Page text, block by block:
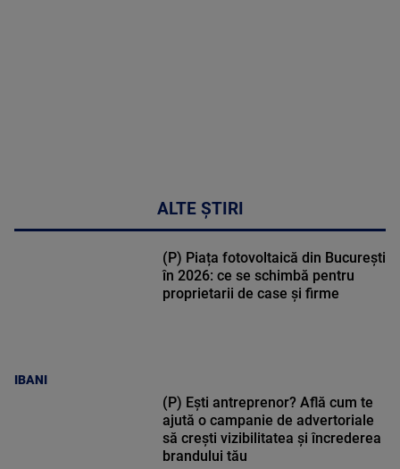
ALTE ȘTIRI
IBANI
(P) Piața fotovoltaică din București
în 2026: ce se schimbă pentru
proprietarii de case și firme
(P) Ești antreprenor? Află cum te
ajută o campanie de advertoriale
să crești vizibilitatea și încrederea
brandului tău